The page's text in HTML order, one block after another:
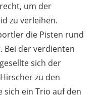
um der
zu verleihen.
die Pisten rund
Bei der verdienten
sich der
zu den
sich ein Trio auf den